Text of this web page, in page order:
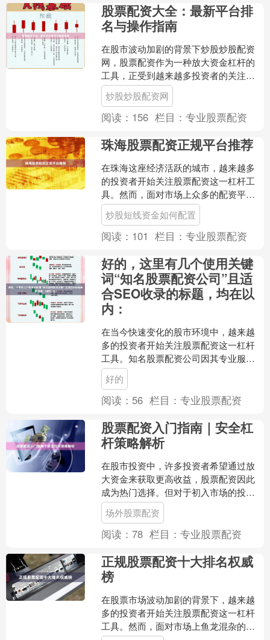
股票配资大全：最新平台排
名与操作指南
在股市波动加剧的背景下炒股炒股配资
网，股票配资作为一种放大资金杠杆的
工具，正受到越来越多投资者的关注。
然而，面对市场上众多配资平台，如何
选择安全可靠的服务商？本....
炒股炒股配资网
阅读： 156 栏目：专业股票配资
珠海股票配资正规平台推荐
在珠海这座经济活跃的城市，越来越多
的投资者开始关注股票配资这一杠杆工
具。然而，面对市场上众多的配资平
台，如何辨别正规平台、避免资金风险
成为投资者最关心的问题。本....
炒股短线资金如何配置
阅读： 101 栏目：专业股票配资
好的，这里有几个使用关键
词“知名股票配资公司”且适
合SEO收录的标题，均在以
内：
在当今快速变化的股市环境中，越来越
多的投资者开始关注股票配资这一杠杆
工具。知名股票配资公司因其专业服务
和相对规范的操作，成为许多投资者考
虑的对象。然而，面对市场....
好的
阅读： 56 栏目：专业股票配资
股票配资入门指南｜安全杠
杆策略解析
在股市投资中，许多投资者希望通过放
大资金来获取更高收益，股票配资因此
成为热门选择。但对于初入市场的投资
者，如何安全、理性地使用杠杆，避免
陷入风险陷阱，是必须掌握....
场外股票配资
阅读：78 栏目：专业股票配资
正规股票配资十大排名权威
榜
在股票市场波动加剧的背景下，越来越
多的投资者开始关注股票配资这一杠杆
工具。然而，面对市场上鱼龙混杂的配